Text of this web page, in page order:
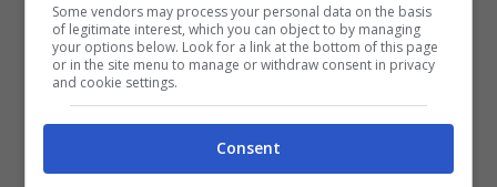
Loris Pesaresi, 44ennetitolare di un
ristorante, è stato trovato morto ieri mattina,
sabato 11 febbraio, nella sua abitazione di
Corinaldo , in provincia di Ancona.
A trovare il cadavere sarebbero stati i
dello stesso ristoratore. Quest’ultimi, scrive la
Some vendors may process your personal data on the basis
of legitimate interest, which you can object to by managing
your options below. Look for a link at the bottom of this page
or in the site menu to manage or withdraw consent in privacy
and cookie settings.
Consent